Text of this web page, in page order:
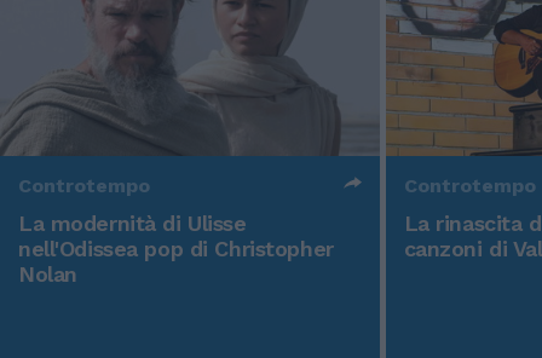
Controtempo
La modernità di Ulisse
nell'Odissea pop di Christopher
Nolan
Controtempo
La rinascita
canzoni di